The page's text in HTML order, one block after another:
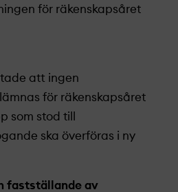
för räkenskapsåret
att ingen
för räkenskapsåret
som stod till
ska överföras i ny
fastställande av